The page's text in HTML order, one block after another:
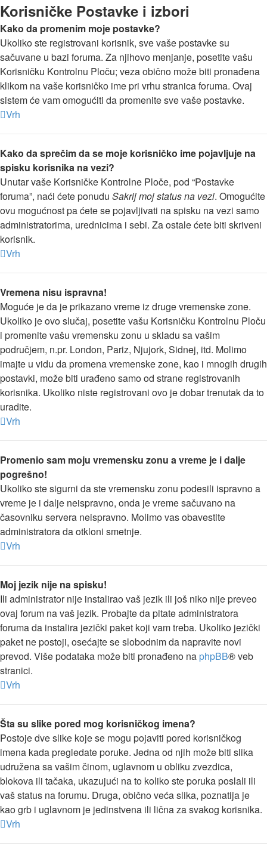
Korisničke Postavke i izbori
Kako da promenim moje postavke?
Ukoliko ste registrovani korisnik, sve vaše postavke su
sačuvane u bazi foruma. Za njihovo menjanje, posetite vašu
Korisničku Kontrolnu Ploču; veza obično može biti pronađena
klikom na vaše korisničko ime pri vrhu stranica foruma. Ovaj
sistem će vam omogućiti da promenite sve vaše postavke.
Vrh
Kako da sprečim da se moje korisničko ime pojavljuje na
spisku korisnika na vezi?
Unutar vaše Korisničke Kontrolne Ploče, pod “Postavke
foruma”, naći ćete ponudu Sakrij moj status na vezi. Omogućite
ovu mogućnost pa ćete se pojavljivati na spisku na vezi samo
administratorima, urednicima i sebi. Za ostale ćete biti skriveni
korisnik.
Vrh
Vremena nisu ispravna!
Moguće je da je prikazano vreme iz druge vremenske zone.
Ukoliko je ovo slučaj, posetite vašu Korisničku Kontrolnu Ploču
i promenite vašu vremensku zonu u skladu sa vašim
područjem, n.pr. London, Pariz, Njujork, Sidnej, itd. Molimo
imajte u vidu da promena vremenske zone, kao i mnogih drugih
postavki, može biti urađeno samo od strane registrovanih
korisnika. Ukoliko niste registrovani ovo je dobar trenutak da to
uradite.
Vrh
Promenio sam moju vremensku zonu a vreme je i dalje
pogrešno!
Ukoliko ste sigurni da ste vremensku zonu podesili ispravno a
vreme je i dalje neispravno, onda je vreme sačuvano na
časovniku servera neispravno. Molimo vas obavestite
administratora da otkloni smetnje.
Vrh
Moj jezik nije na spisku!
Ili administrator nije instalirao vaš jezik ili još niko nije preveo
ovaj forum na vaš jezik. Probajte da pitate administratora
foruma da instalira jezički paket koji vam treba. Ukoliko jezički
paket ne postoji, osećajte se slobodnim da napravite novi
prevod. Više podataka može biti pronađeno na phpBB® veb
stranici.
Vrh
Šta su slike pored mog korisničkog imena?
Postoje dve slike koje se mogu pojaviti pored korisničkog
imena kada pregledate poruke. Jedna od njih može biti slika
udružena sa vašim činom, uglavnom u obliku zvezdica,
blokova ili tačaka, ukazujući na to koliko ste poruka poslali ili
vaš status na forumu. Druga, obično veća slika, poznatija je
kao grb i uglavnom je jedinstvena ili lična za svakog korisnika.
Vrh